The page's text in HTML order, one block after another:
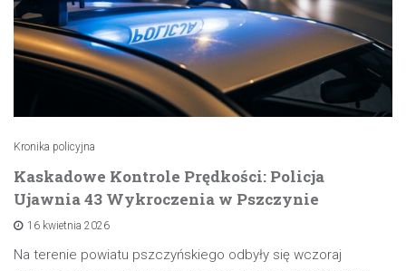
Kronika policyjna
Kaskadowe Kontrole Prędkości: Policja
Ujawnia 43 Wykroczenia w Pszczynie
16 kwietnia 2026
Na terenie powiatu pszczyńskiego odbyły się wczoraj